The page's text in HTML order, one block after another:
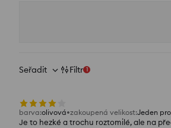
Seřadit Filtr 1
barva:olivová zakoupená velikost:Jeden
Je to hezké a trochu roztomilé, ale na